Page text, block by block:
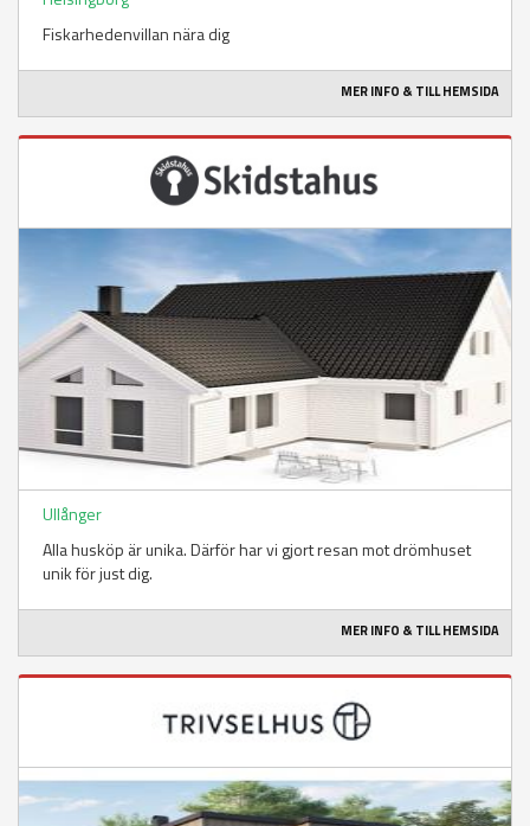
Fiskarhedenvillan nära dig
MER INFO & TILL HEMSIDA
Ullånger
Alla husköp är unika. Därför har vi gjort resan mot drömhuset
unik för just dig.
MER INFO & TILL HEMSIDA